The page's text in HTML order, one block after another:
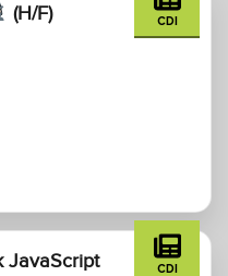
(H/F) CDI
JavaScript CDI